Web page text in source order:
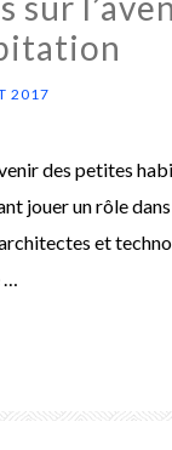
2017
des petites
jouer un rôle
et
…